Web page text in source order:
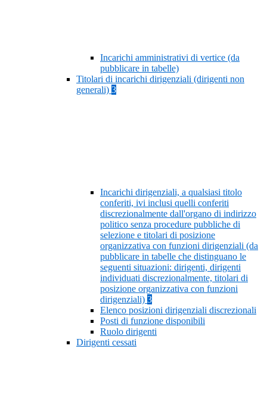
Incarichi amministrativi di vertice (da
pubblicare in tabelle)
Titolari di incarichi dirigenziali (dirigenti non
generali) 3
Incarichi dirigenziali, a qualsiasi titolo
conferiti, ivi inclusi quelli conferiti
discrezionalmente dall'organo di indirizzo
politico senza procedure pubbliche di
selezione e titolari di posizione
organizzativa con funzioni dirigenziali (da
pubblicare in tabelle che distinguano le
seguenti situazioni: dirigenti, dirigenti
individuati discrezionalmente, titolari di
posizione organizzativa con funzioni
dirigenziali) 3
Elenco posizioni dirigenziali discrezionali
Posti di funzione disponibili
Ruolo dirigenti
Dirigenti cessati